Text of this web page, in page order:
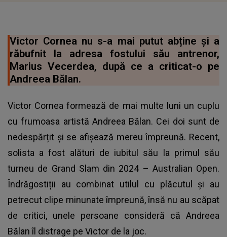
Victor Cornea nu s-a mai putut abține și a
răbufnit la adresa fostului său antrenor,
Marius Vecerdea, după ce a criticat-o pe
Andreea Bălan.
Victor Cornea formează de mai multe luni un cuplu
cu frumoasa artistă Andreea Bălan. Cei doi sunt de
nedespărțit și se afișează mereu împreună. Recent,
solista a fost alături de iubitul său la primul său
turneu de Grand Slam din 2024 – Australian Open.
Îndrăgostiții au combinat utilul cu plăcutul și au
petrecut clipe minunate împreună, însă nu au scăpat
de critici, unele persoane consideră că Andreea
Bălan îl distrage pe Victor de la joc.